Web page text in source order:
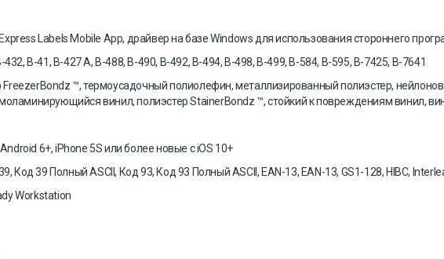
Labels Mobile App, драйвер на базе Windows для использования стороннего
B-41, B-427 A, B-488, B-490, B-492, B-494, B-498, B-499, B-584, B-595, B-7425, B-7641
™, термоусадочный полиолефин, металлизированный полиэстер,
винил, полиэстер StainerBondz ™, стойкий к повреждениям винил,
6+, iPhone 5S или более новые с iOS 10+
39 Полный ASCII, Код 93, Код 93 Полный ASCII, EAN-13, EAN-13, GS1-128, HIBC,
Workstation